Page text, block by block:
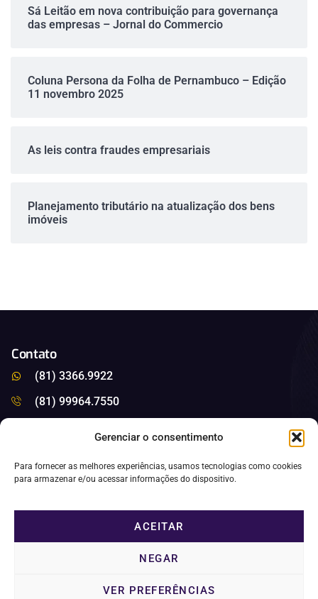
Gerenciar o consentimento
Para fornecer as melhores experiências, usamos tecnologias como cookies
para armazenar e/ou acessar informações do dispositivo.
ACEITAR
NEGAR
VER PREFERÊNCIAS
Sá Leitão em nova contribuição para governança
das empresas – Jornal do Commercio
Coluna Persona da Folha de Pernambuco – Edição
11 novembro 2025
As leis contra fraudes empresariais
Planejamento tributário na atualização dos bens
imóveis
Contato
(81) 3366.9922
(81) 99964.7550
SA LEITAO AUDITORES S/S - CNPJ: 35330125000164